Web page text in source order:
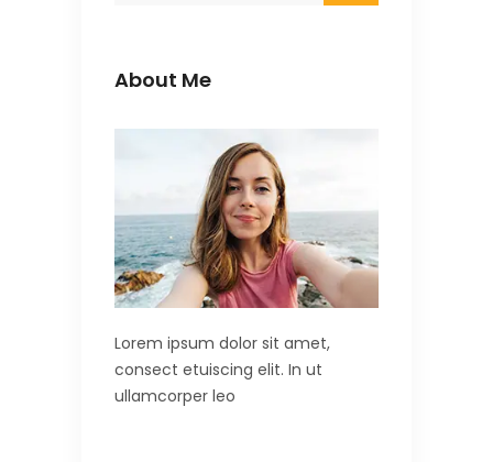
About Me
Lorem ipsum dolor sit amet,
consect etuiscing elit. In ut
ullamcorper leo